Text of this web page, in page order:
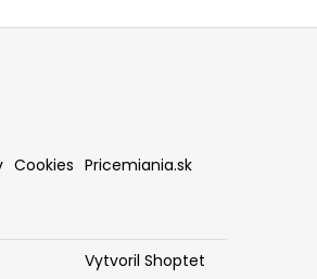
Cookies Pricemiania.sk
Vytvoril Shoptet